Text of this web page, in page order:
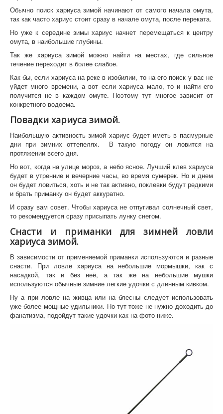
Обычно поиск хариуса зимой начинают от самого начала омута,
так как часто хариус стоит сразу в начале омута, после переката.
Но уже к середине зимы хариус начнет перемещаться к центру
омута, в наибольшие глубины.
Так же хариуса зимой можно найти на местах, где сильное
течение переходит в более слабое.
Как бы, если хариуса на реке в изобилии, то на его поиск у вас не
уйдет много времени, а вот если хариуса мало, то и найти его
получится не в каждом омуте. Поэтому тут многое зависит от
конкретного водоема.
Повадки хариуса зимой.
Наибольшую активность зимой хариус будет иметь в пасмурные
дни при зимних оттепелях. В такую погоду он ловится на
протяжении всего дня.
Но вот, когда на улице мороз, а небо ясное. Лучший клев хариуса
будет в утренние и вечерние часы, во время сумерек. Но и днем
он будет ловиться, хоть и не так активно, поклевки будут редкими
и брать приманку он будет аккуратно.
И сразу вам совет. Чтобы хариуса не отпугивал солнечный свет,
то рекомендуется сразу присыпать лунку снегом.
Снасти и приманки для зимней ловли
хариуса зимой.
В зависимости от применяемой приманки используются и разные
снасти. При ловле хариуса на небольшие мормышки, как с
насадкой, так и без неё, а так же на небольшие мушки
используются обычные зимние легкие удочки с длинным кивком.
Ну а при ловле на живца или на блесны следует использовать
уже более мощные удильники. Но тут тоже не нужно доходить до
фанатизма, подойдут такие удочки как на фото ниже.